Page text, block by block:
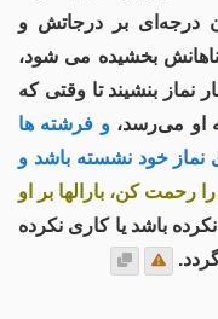
درجه‌ای بر درجاتش و
بخشيده مى شود،
بنشیند تا وقتی که
او می‌رسد، و فرشته ها
نماز خود نشسته باشد و
را رحمت کن، بارالها بر او
باشد یا کاری نکرده